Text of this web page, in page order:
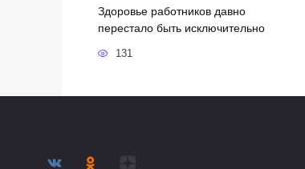
Здоровье работников давно
перестало быть исключительно
131